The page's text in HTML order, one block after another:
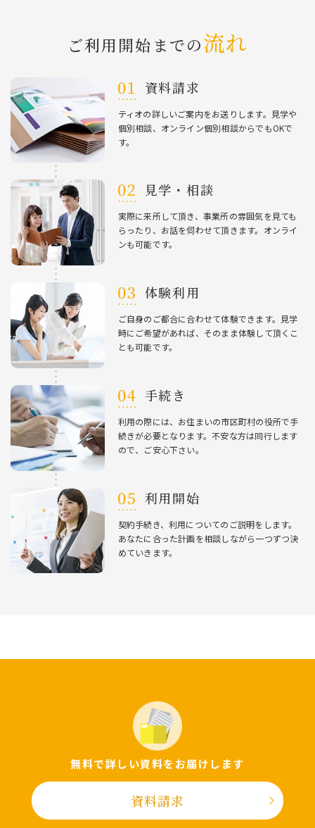
ご利⽤開始までの流れ
資料請求
ティオの詳しいご案内をお送りします。⾒学や
個別相談、オンライン個別相談からでもOKで
す。
⾒学・相談
実際に来所して頂き、事業所の雰囲気を⾒ても
らったり、お話を伺わせて頂きます。オンライ
ンも可能です。
体験利⽤
ご⾃⾝のご都合に合わせて体験できます。⾒学
時にご希望があれば、そのまま体験して頂くこ
とも可能です。
⼿続き
利⽤の際には、お住まいの市区町村の役所で⼿
続きが必要となります。不安な⽅は同⾏します
ので、ご安⼼下さい。
利⽤開始
契約⼿続き、利⽤についてのご説明をします。
あなたに合った計画を相談しながら⼀つずつ決
めていきます。
無料で詳しい資料をお届けします
資料請求